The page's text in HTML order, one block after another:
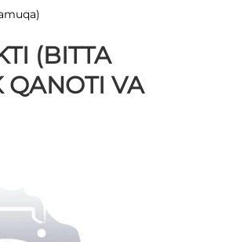
(BITTA
QANOTI VA